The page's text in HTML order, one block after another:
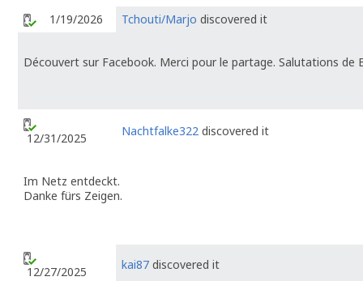
1/19/2026 Tchouti/Marjo discovered it
Découvert sur Facebook. Merci pour le partage. Salutations de
12/31/2025 Nachtfalke322 discovered it
Im Netz entdeckt.
Danke fürs Zeigen.
12/27/2025 kai87 discovered it